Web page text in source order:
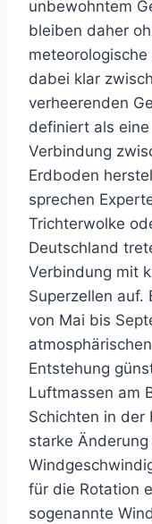
unbewohntem
bleiben daher
dabei klar
verheerenden
definiert als
Verbindung
Erdboden
sprechen
Trichterwolke
Deutschland
Verbindung mit
Superzellen auf.
von Mai bis
Entstehung
Luftmassen am
Schichten in der
starke
für die Rotation
sogenannte